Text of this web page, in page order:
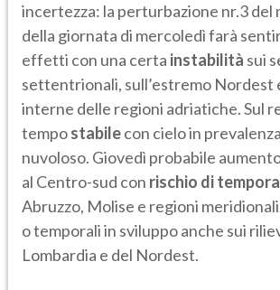
incertezza: la perturbazione nr.3 del
della giornata di mercoledì farà
effetti con una certa instabilità sui
settentrionali, sull’estremo Nordest
interne delle regioni adriatiche. Sul
tempostabilecon cielo in
nuvoloso. Giovedì probabile
al Centro-sud con rischio di
Abruzzo, Molise e regioni
o temporali in sviluppo anche sui
Lombardia e del Nordest.